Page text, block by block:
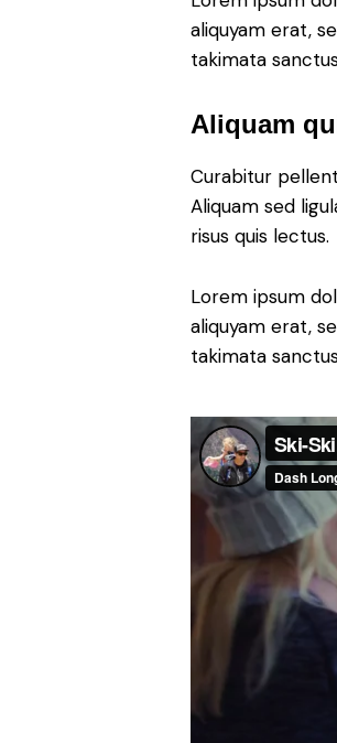
aliquyam erat,
takimata
Aliquam
Curabitur
Aliquam sed
risus quis lectus.
Lorem ipsum
aliquyam erat,
takimata